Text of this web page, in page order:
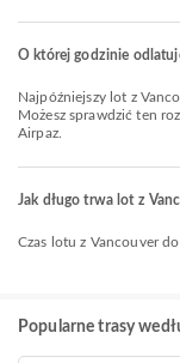
O której godzinie
Najpóźniejszy lot z Vancouver do Tokyo linią Air Canada odlatuje o 16:45.
Możesz sprawdzić ten
Airpaz.
Jak długo trwa lot z
Czas lotu z Vancouver
Popularne trasy